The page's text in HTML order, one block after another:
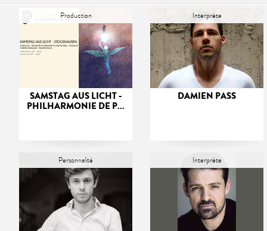
Production
SAMSTAG AUS LICHT -
PHILHARMONIE DE P...
Interprète
DAMIEN PASS
Personnalité Interprète